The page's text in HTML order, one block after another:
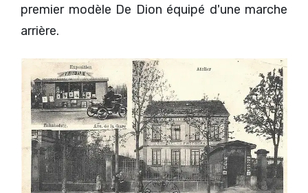
premier modèle De Dion équipé d'une marche
arrière.